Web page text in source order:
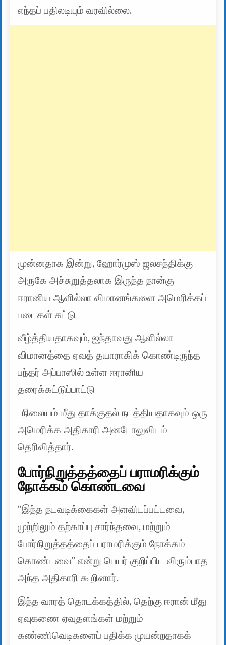
எந்தப் பதிலடியும் வரவில்லை.
முன்னதாக இன்று, ஹோர்முஸ் ஜலசந்திக்கு
அருகே அச்சுறுத்தலாக இருந்த நான்கு
ஈரானிய ஆளில்லா விமானங்களை அமெரிக்கப்
படைகள் சுட்டு
வீழ்த்தியதாகவும், ஐந்தாவது ஆளில்லா
விமானத்தை ஏவத் தயாராகிக் கொண்டிருந்த
பந்தர் அப்பாஸில் உள்ள ஈரானிய
தரைக்கட்டுப்பாட்டு
நிலையம் மீது தாக்குதல் நடத்தியதாகவும் ஒரு
அமெரிக்க அதிகாரி அனடோலுவிடம்
தெரிவித்தார்.
போர்நிறுத்தத்தைப் பராமரிக்கும்
நோக்கம் கொண்டவை
“இந்த நடவடிக்கைகள் அளவிடப்பட்டவை,
முற்றிலும் தற்காப்பு சார்ந்தவை, மற்றும்
போர்நிறுத்தத்தைப் பராமரிக்கும் நோக்கம்
கொண்டவை” என்று பெயர் குறிப்பிட விரும்பாத
அந்த அதிகாரி கூறினார்.
இந்த வாரத் தொடக்கத்தில், தெற்கு ஈரான் மீது
ஏவுகணை ஏவுதளங்கள் மற்றும்
கண்ணிவெடிகளைப் பதிக்க முயன்றதாகக்